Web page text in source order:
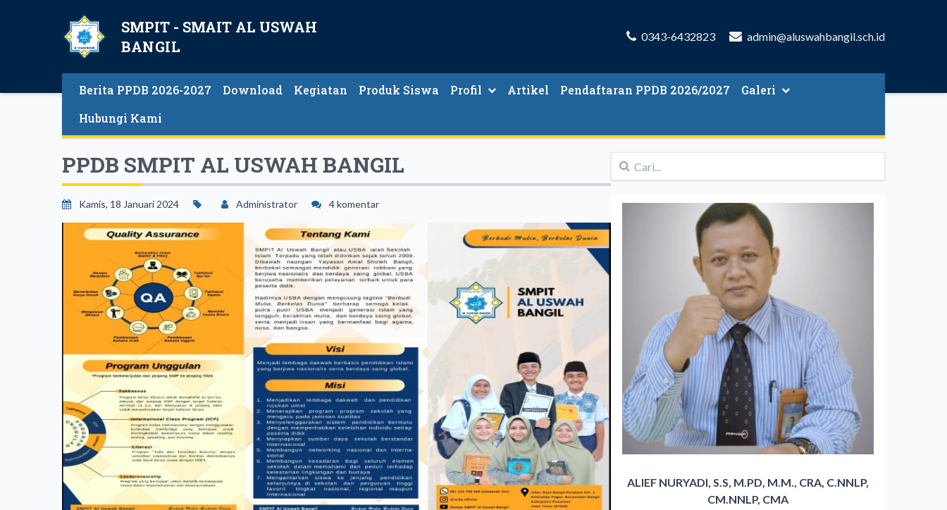
SMPIT - SMAIT AL USWAH
BANGIL
0343-6432823 admin@aluswahbangil.sch.id
Berita PPDB 2026-2027 Download Kegiatan Produk Siswa Profil Artikel Pendaftaran PPDB 2026/2027
Galeri
Hubungi Kami
PPDB SMPIT AL USWAH BANGIL
Kamis, 18 Januari 2024 Administrator 4 komentar
ALIEF NURYADI, S.S, M.PD, M.M., CRA, C.NNLP,
CM.NNLP, CMA